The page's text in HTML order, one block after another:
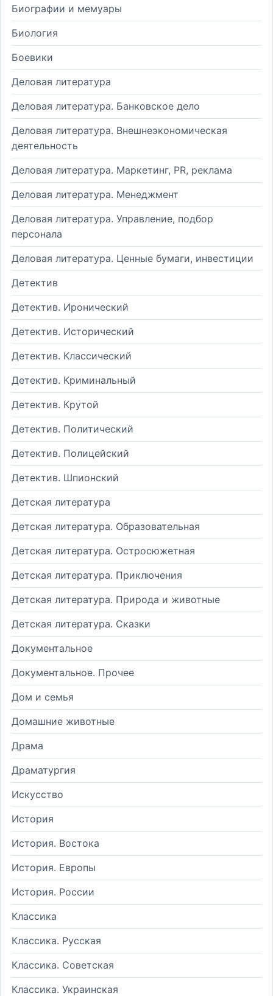
Биографии и мемуары
Биология
Боевики
Деловая литература
Деловая литература. Банковское дело
Деловая литература. Внешнеэкономическая
деятельность
Деловая литература. Маркетинг, PR, реклама
Деловая литература. Менеджмент
Деловая литература. Управление, подбор
персонала
Деловая литература. Ценные бумаги, инвестиции
Детектив
Детектив. Иронический
Детектив. Исторический
Детектив. Классический
Детектив. Криминальный
Детектив. Крутой
Детектив. Политический
Детектив. Полицейский
Детектив. Шпионский
Детская литература
Детская литература. Образовательная
Детская литература. Остросюжетная
Детская литература. Приключения
Детская литература. Природа и животные
Детская литература. Сказки
Документальное
Документальное. Прочее
Дом и семья
Домашние животные
Драма
Драматургия
Искусство
История
История. Востока
История. Европы
История. России
Классика
Классика. Русская
Классика. Советская
Классика. Украинская